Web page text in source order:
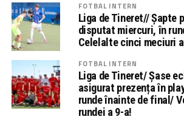
FOTBAL INTERN
Liga de Tineret// Șapte
disputat miercuri, în
Celelalte cinci meciuri
FOTBAL INTERN
Liga de Tineret/ Șase
asigurat prezența în
runde înainte de final/
rundei a 9-a!